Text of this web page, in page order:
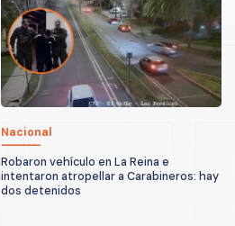
Nacional
Robaron vehículo en La Reina e
intentaron atropellar a Carabineros: hay
dos detenidos